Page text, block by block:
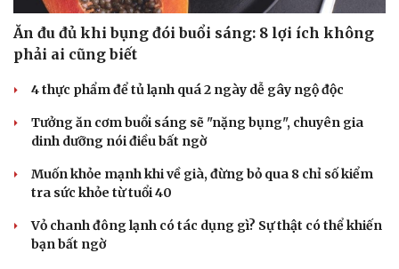
Ăn đu đủ khi bụng đói buổi sáng: 8 lợi ích không
phải ai cũng biết
4 thực phẩm để tủ lạnh quá 2 ngày dễ gây ngộ độc
Tưởng ăn cơm buổi sáng sẽ "nặng bụng", chuyên gia
dinh dưỡng nói điều bất ngờ
Muốn khỏe mạnh khi về già, đừng bỏ qua 8 chỉ số kiểm
tra sức khỏe từ tuổi 40
Vỏ chanh đông lạnh có tác dụng gì? Sự thật có thể khiến
bạn bất ngờ